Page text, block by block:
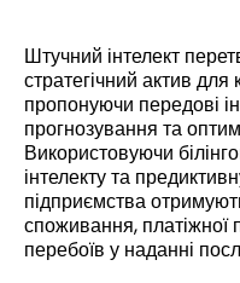
Штучний інтелект
стратегічний актив
пропонуючи передові
прогнозування та
Використовуючи
інтелекту та
підприємства
споживання, платіжної
перебоїв у наданні